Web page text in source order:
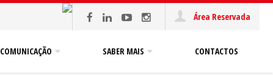
Área Reservada
COMUNICAÇÃO SABER MAIS CONTACTOS